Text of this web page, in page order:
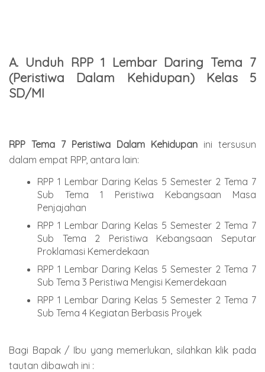
A. Unduh RPP 1 Lembar Daring Tema 7
(Peristiwa Dalam Kehidupan) Kelas 5
SD/MI
RPP Tema 7 Peristiwa Dalam Kehidupan ini tersusun
dalam empat RPP, antara lain:
RPP 1 Lembar Daring Kelas 5 Semester 2 Tema 7
Sub Tema 1 Peristiwa Kebangsaan Masa
Penjajahan
RPP 1 Lembar Daring Kelas 5 Semester 2 Tema 7
Sub Tema 2 Peristiwa Kebangsaan Seputar
Proklamasi Kemerdekaan
RPP 1 Lembar Daring Kelas 5 Semester 2 Tema 7
Sub Tema 3 Peristiwa Mengisi Kemerdekaan
RPP 1 Lembar Daring Kelas 5 Semester 2 Tema 7
Sub Tema 4 Kegiatan Berbasis Proyek
Bagi Bapak / Ibu yang memerlukan, silahkan klik pada
tautan dibawah ini :